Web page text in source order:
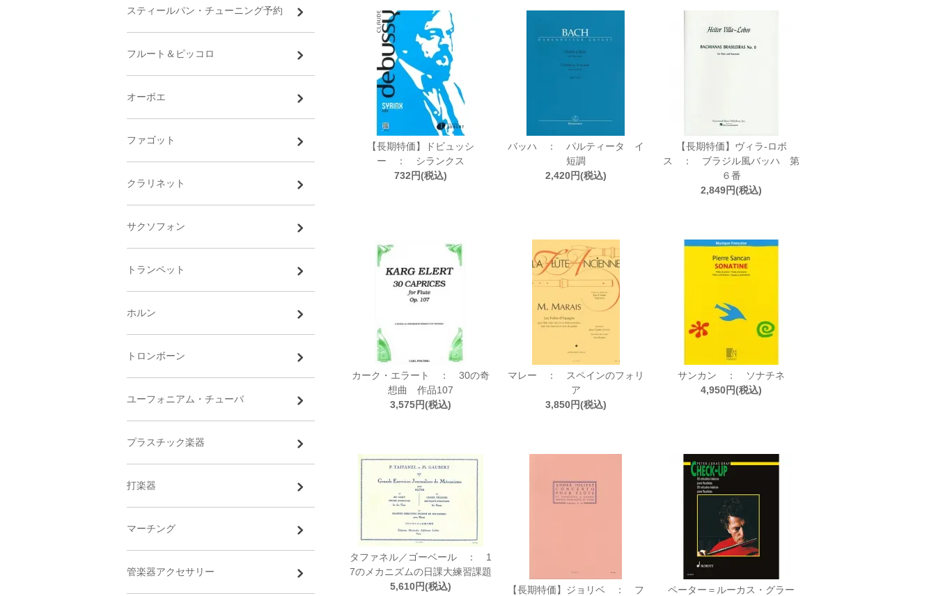
【長期特価】ドビュッシ
ー ： シランクス
732円(税込)
バッハ ： パルティータ イ
短調
2,420円(税込)
【長期特価】ヴィラ-ロボ
ス ： ブラジル風バッハ 第
６番
2,849円(税込)
カーク・エラート ： 30の奇
想曲 作品107
3,575円(税込)
マレー ： スペインのフォリ
ア
3,850円(税込)
サンカン ： ソナチネ
4,950円(税込)
タファネル／ゴーベール ： 1
7のメカニズムの日課大練習課題
5,610円(税込)
【長期特価】ジョリベ ： フ
ペーター＝ルーカス・グラー
スティールパン・チューニング予約
フルート＆ピッコロ
オーボエ
ファゴット
クラリネット
サクソフォン
トランペット
ホルン
トロンボーン
ユーフォニアム・チューバ
プラスチック楽器
打楽器
マーチング
管楽器アクセサリー